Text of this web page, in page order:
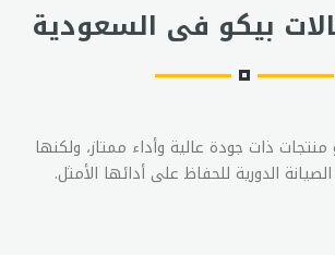
بيكو فى السعودية
ذات جودة عالية وأداء ممتاز، ولكنها
الدورية للحفاظ على أدائها الأمثل.